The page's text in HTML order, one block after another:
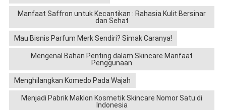
Manfaat Saffron untuk Kecantikan : Rahasia Kulit Bersinar
dan Sehat
Mau Bisnis Parfum Merk Sendiri? Simak Caranya!
Mengenal Bahan Penting dalam Skincare Manfaat
Penggunaan
Menghilangkan Komedo Pada Wajah
Menjadi Pabrik Maklon Kosmetik Skincare Nomor Satu di
Indonesia